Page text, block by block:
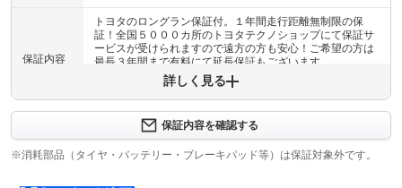
保証内容
トヨタのロングラン保証付。１年間走行距離無制限の保
証！全国５０００カ所のトヨタテクノショップにて保証サ
ービスが受けられますので遠方の方も安心！ご希望の方は
最長３年間まで有料にて延長保証もございます。
保証項目
約６０項目、５０００部品が対象です。エンジンはもちろ
ん、エアコン、カーナビ、オーディオ類も保証対象だから
詳しく見る
保証内容を確認する
※消耗部品（タイヤ・バッテリー・ブレーキパッド等）は保証対象外です。